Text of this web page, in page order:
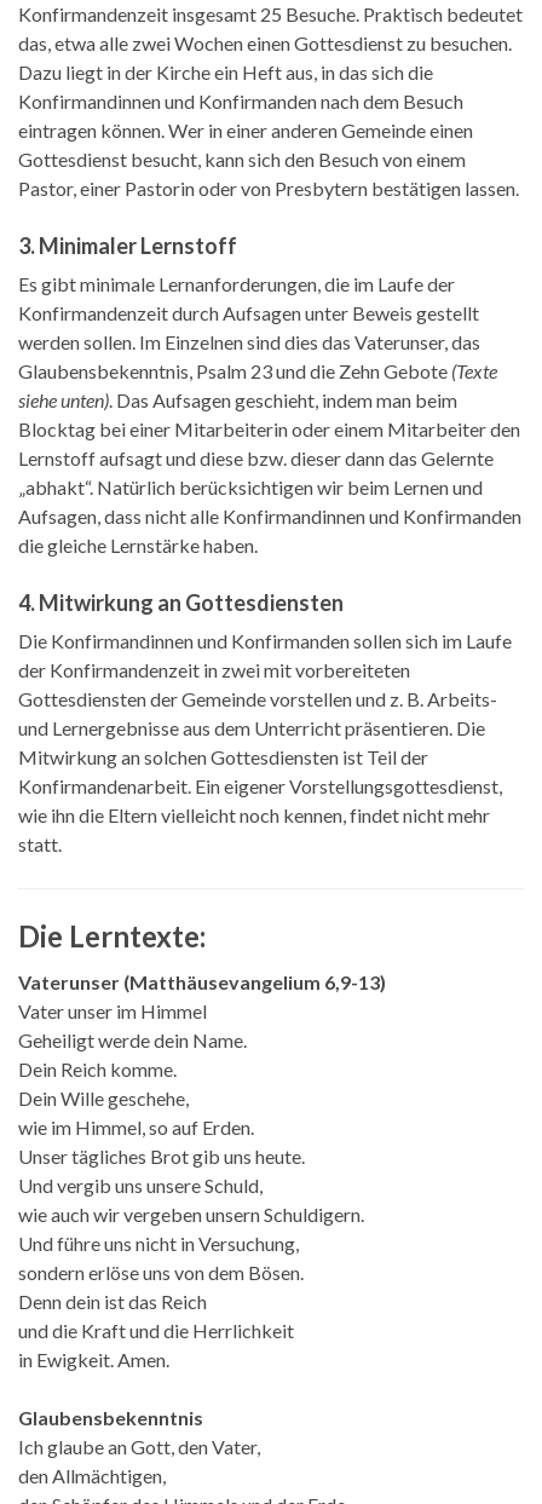
Konfirmandenzeit insgesamt 25 Besuche. Praktisch bedeutet
das, etwa alle zwei Wochen einen Gottesdienst zu besuchen.
Dazu liegt in der Kirche ein Heft aus, in das sich die
Konfirmandinnen und Konfirmanden nach dem Besuch
eintragen können. Wer in einer anderen Gemeinde einen
Gottesdienst besucht, kann sich den Besuch von einem
Pastor, einer Pastorin oder von Presbytern bestätigen lassen.
3. Minimaler Lernstoff
Es gibt minimale Lernanforderungen, die im Laufe der
Konfirmandenzeit durch Aufsagen unter Beweis gestellt
werden sollen. Im Einzelnen sind dies das Vaterunser, das
Glaubensbekenntnis, Psalm 23 und die Zehn Gebote (Texte
siehe unten). Das Aufsagen geschieht, indem man beim
Blocktag bei einer Mitarbeiterin oder einem Mitarbeiter den
Lernstoff aufsagt und diese bzw. dieser dann das Gelernte
„abhakt“. Natürlich berücksichtigen wir beim Lernen und
Aufsagen, dass nicht alle Konfirmandinnen und Konfirmanden
die gleiche Lernstärke haben.
4. Mitwirkung an Gottesdiensten
Die Konfirmandinnen und Konfirmanden sollen sich im Laufe
der Konfirmandenzeit in zwei mit vorbereiteten
Gottesdiensten der Gemeinde vorstellen und z. B. Arbeits-
und Lernergebnisse aus dem Unterricht präsentieren. Die
Mitwirkung an solchen Gottesdiensten ist Teil der
Konfirmandenarbeit. Ein eigener Vorstellungsgottesdienst,
wie ihn die Eltern vielleicht noch kennen, findet nicht mehr
statt.
Die Lerntexte:
Vaterunser (Matthäusevangelium 6,9-13)
Vater unser im Himmel
Geheiligt werde dein Name.
Dein Reich komme.
Dein Wille geschehe,
wie im Himmel, so auf Erden.
Unser tägliches Brot gib uns heute.
Und vergib uns unsere Schuld,
wie auch wir vergeben unsern Schuldigern.
Und führe uns nicht in Versuchung,
sondern erlöse uns von dem Bösen.
Denn dein ist das Reich
und die Kraft und die Herrlichkeit
in Ewigkeit. Amen.
Glaubensbekenntnis
Ich glaube an Gott, den Vater,
den Allmächtigen,